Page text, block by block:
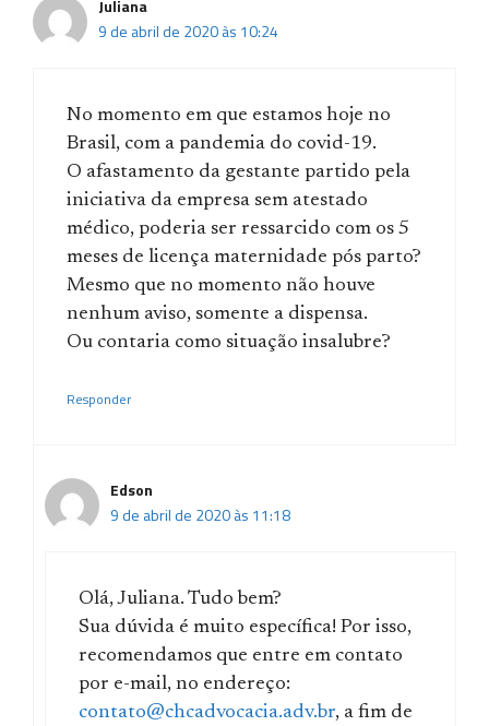
Juliana
9 de abril de 2020 às 10:24
No momento em que estamos hoje no
Brasil, com a pandemia do covid-19.
O afastamento da gestante partido pela
iniciativa da empresa sem atestado
médico, poderia ser ressarcido com os 5
meses de licença maternidade pós parto?
Mesmo que no momento não houve
nenhum aviso, somente a dispensa.
Ou contaria como situação insalubre?
Responder
Edson
9 de abril de 2020 às 11:18
Olá, Juliana. Tudo bem?
Sua dúvida é muito específica! Por isso,
recomendamos que entre em contato
por e-mail, no endereço:
contato@chcadvocacia.adv.br, a fim de